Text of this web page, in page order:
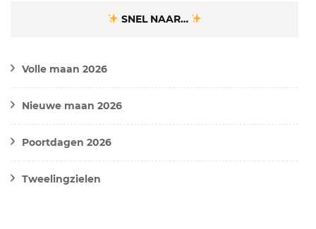
SNEL NAAR…
Volle maan 2026
Nieuwe maan 2026
Poortdagen 2026
Tweelingzielen